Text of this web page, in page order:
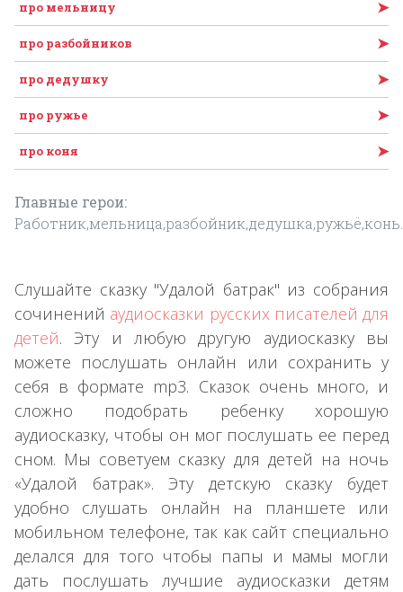
про мельницу ➤
про разбойников ➤
про дедушку ➤
про ружье ➤
про коня ➤
Главные герои:
Работник,мельница,разбойник,дедушка,ружьё,конь.
Слушайте сказку "Удалой батрак" из собрания
сочинений аудиосказки русских писателей для
детей. Эту и любую другую аудиосказку вы
можете послушать онлайн или сохранить у
себя в формате mp3. Сказок очень много, и
сложно подобрать ребенку хорошую
аудиосказку, чтобы он мог послушать ее перед
сном. Мы советуем сказку для детей на ночь
«Удалой батрак». Эту детскую сказку будет
удобно слушать онлайн на планшете или
мобильном телефоне, так как сайт специально
делался для того чтобы папы и мамы могли
дать послушать лучшие аудиосказки детям